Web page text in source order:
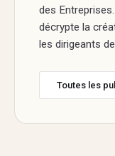
des
décrypte la
les dirigeants
Toutes les